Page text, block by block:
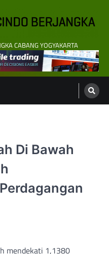
CABANG YOGYAKARTA
Di Bawah
mendekati 1,1380